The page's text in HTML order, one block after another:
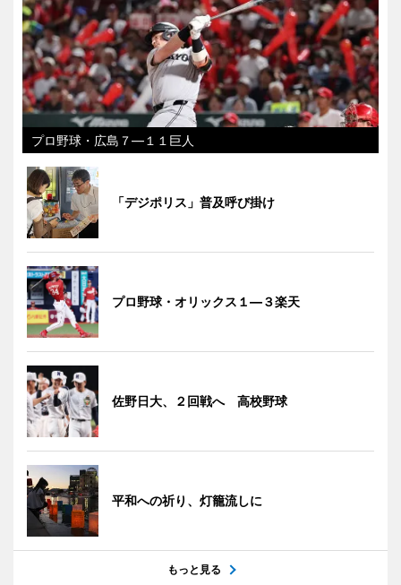
プロ野球・広島７―１１巨人
「デジポリス」普及呼び掛け
プロ野球・オリックス１―３楽天
佐野日大、２回戦へ 高校野球
平和への祈り、灯籠流しに
もっと見る